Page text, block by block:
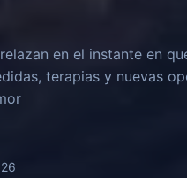
en el instante en
terapias y nuevas